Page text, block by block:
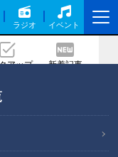
ラジオ イベント
アップ 新着記事
入!女子ケ
ご対面！！